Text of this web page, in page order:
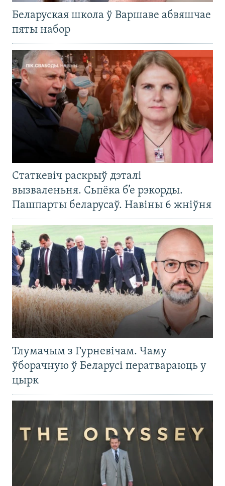
Беларуская школа ў Варшаве абвяшчае
пяты набор
Статкевіч раскрыў дэталі
вызваленьня. Сьпёка б’е рэкорды.
Пашпарты беларусаў. Навіны 6 жніўня
Тлумачым з Гурневічам. Чаму
ўборачную ў Беларусі ператвараюць у
цырк